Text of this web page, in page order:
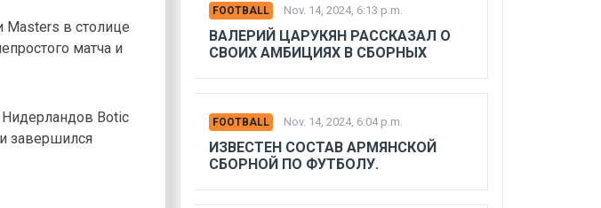
Masters в столице
матча и
Нидерландов Botic
завершился
FOOTBALL Nov. 14, 2024, 6:13 p.m.
ВАЛЕРИЙ ЦАРУКЯН РАССКАЗАЛ О
СВОИХ АМБИЦИЯХ В СБОРНЫХ
FOOTBALL Nov. 14, 2024, 6:04 p.m.
ИЗВЕСТЕН СОСТАВ АРМЯНСКОЙ
СБОРНОЙ ПО ФУТБОЛУ.